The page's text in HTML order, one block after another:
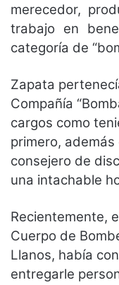
merecedor,
trabajo en
categoría de
Zapata
Compañía
cargos como
primero,
consejero de
una intachable
Recientemente,
Cuerpo de
Llanos, había
entregarle